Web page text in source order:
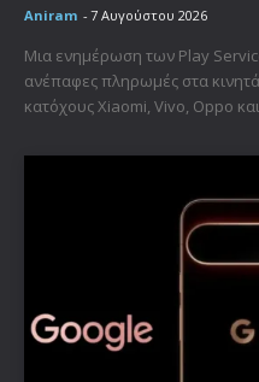
Aniram - 7 Αυγούστου 2026
Μια ενημέρωση των Play
ανέπαφες πληρωμές στα
κατόχους Xiaomi, Vivo, Oppo